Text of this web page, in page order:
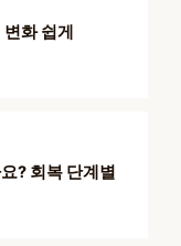
화 쉽게
? 회복 단계별